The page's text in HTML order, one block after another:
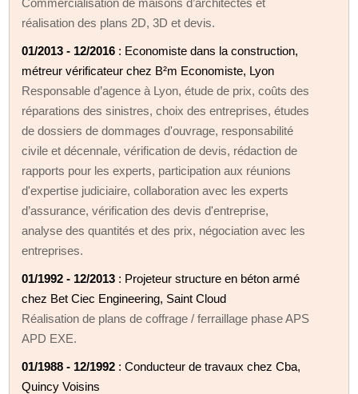
réalisation des plans 2D, 3D et devis.
01/2013 - 12/2016 : Economiste dans la construction,
métreur vérificateur chez B²m Economiste, Lyon
Responsable d’agence à Lyon, étude de prix, coûts des
réparations des sinistres, choix des entreprises, études
de dossiers de dommages d'ouvrage, responsabilité
civile et décennale, vérification de devis, rédaction de
rapports pour les experts, participation aux réunions
d'expertise judiciaire, collaboration avec les experts
d’assurance, vérification des devis d'entreprise,
analyse des quantités et des prix, négociation avec les
entreprises.
01/1992 - 12/2013 : Projeteur structure en béton armé
chez Bet Ciec Engineering, Saint Cloud
Réalisation de plans de coffrage / ferraillage phase APS
APD EXE.
01/1988 - 12/1992 : Conducteur de travaux chez Cba,
Quincy Voisins